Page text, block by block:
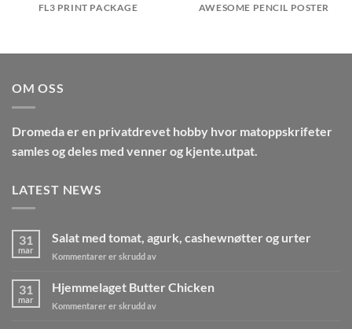
FL3 PRINT PACKAGE AWESOME PENCIL POSTER
OM OSS
Dromedaer en privatdrevet hobby hvor matoppskrifeter
samles og deles med venner og kjente.utpat.
LATEST NEWS
31
mar
Salat med tomat, agurk, cashewnøtter og urter
Kommentarer er skrudd avfor
med
31
mar
Hjemmelaget Butter Chicken
Kommentarer er skrudd avfor